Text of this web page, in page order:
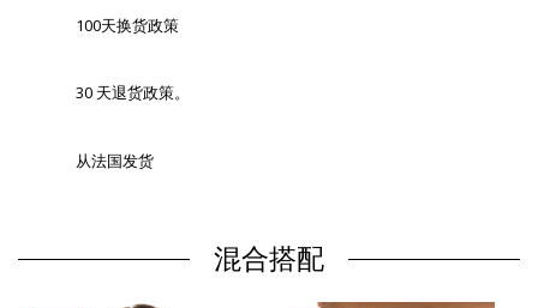
100天换货政策
30 天退货政策。
从法国发货
混合搭配